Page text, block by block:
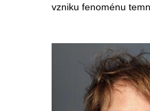
vzniku fenoménu